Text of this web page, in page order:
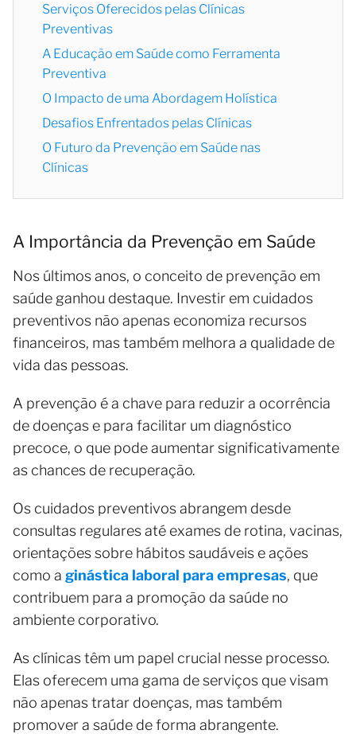
Serviços Oferecidos pelas Clínicas
Preventivas
A Educação em Saúde como Ferramenta
Preventiva
O Impacto de uma Abordagem Holística
Desafios Enfrentados pelas Clínicas
O Futuro da Prevenção em Saúde nas
Clínicas
A Importância da Prevenção em Saúde
Nos últimos anos, o conceito de prevenção em
saúde ganhou destaque. Investir em cuidados
preventivos não apenas economiza recursos
financeiros, mas também melhora a qualidade de
vida das pessoas.
A prevenção é a chave para reduzir a ocorrência
de doenças e para facilitar um diagnóstico
precoce, o que pode aumentar significativamente
as chances de recuperação.
Os cuidados preventivos abrangem desde
consultas regulares até exames de rotina, vacinas,
orientações sobre hábitos saudáveis e ações
como a ginástica laboral para empresas, que
contribuem para a promoção da saúde no
ambiente corporativo.
As clínicas têm um papel crucial nesse processo.
Elas oferecem uma gama de serviços que visam
não apenas tratar doenças, mas também
promover a saúde de forma abrangente.